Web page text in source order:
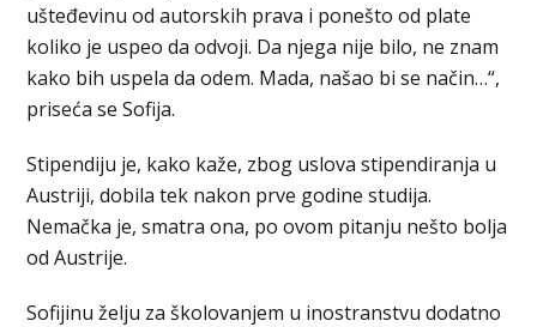
ušteđevinu od autorskih prava i ponešto od plate
koliko je uspeo da odvoji. Da njega nije bilo, ne znam
kako bih uspela da odem. Mada, našao bi se način…“,
priseća se Sofija.
Stipendiju je, kako kaže, zbog uslova stipendiranja u
Austriji, dobila tek nakon prve godine studija.
Nemačka je, smatra ona, po ovom pitanju nešto bolja
od Austrije.
Sofijinu želju za školovanjem u inostranstvu dodatno